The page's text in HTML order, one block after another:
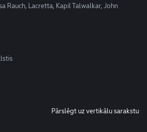
Rauch, Lacretta, Kapil Talwalkar, John
Pārslēgt uz vertikālu sarakstu